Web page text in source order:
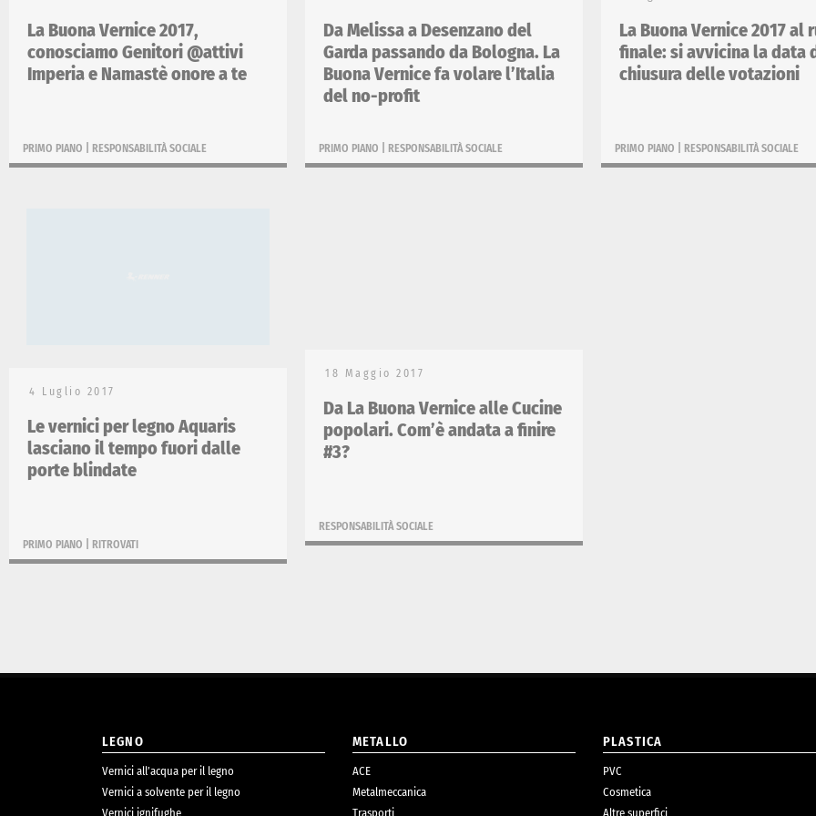
La Buona Vernice 2017,
conosciamo Genitori @attivi
Imperia e Namastè onore a te
PRIMO PIANO RESPONSABILITÀ SOCIALE
Da Melissa a Desenzano del
Garda passando da Bologna. La
Buona Vernice fa volare l’Italia
del no-profit
PRIMO PIANO RESPONSABILITÀ SOCIALE
La Buona Vernice 2017 al
finale: si avvicina la data
chiusura delle votazioni
PRIMO PIANO RESPONSABILITÀ SOCIALE
4 Luglio 2017
Le vernici per legno Aquaris
lasciano il tempo fuori dalle
porte blindate
PRIMO PIANO RITROVATI
18 Maggio 2017
Da La Buona Vernice alle Cucine
popolari. Com’è andata a finire
#3?
RESPONSABILITÀ SOCIALE
LEGNO
Vernici all’acqua per il legno
Vernici a solvente per il legno
Vernici ignifughe
METALLO
ACE
Metalmeccanica
Trasporti
PLASTICA
PVC
Cosmetica
Altre superfici